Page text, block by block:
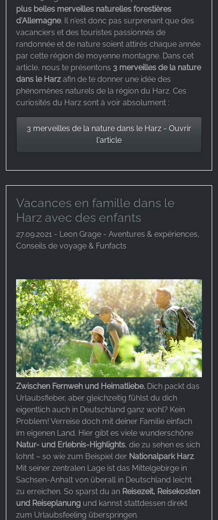
plus belles merveilles naturelles forestières
d'Allemagne. Il n'est donc pas surprenant que des
vacanciers et des touristes passionnés de
randonnée et de nature soient attirés chaque année
par cette région de moyenne montagne. Dans cet
article, nous te présentons 3 merveilles de la nature
dans le Harz afin de te donner une idée des
phénomènes naturels de la région du Harz. Ces
curiosités du Harz sont à voir absolument :
3 merveilles de la nature dans le Harz - Ouvrir
l'article
Vacances en famille dans le
Harz avec des enfants
27.09.2021 - Leon Grage - Aventures & expériences,
Conseils de voyage & Funfacts
Zwischen Fernweh und Heimatliebe. Dich packt das
Urlaubsfieber, aber gleichzeitig fühlst du dich
eigentlich auch in Deutschland ganz wohl? Kein
Problem! Verreise doch mit deiner Familie einfach
im eigenen Land. Hier gibt es viele wunderschöne
Natur- und Erlebnis-Highlights, die zu sehen es sich
lohnt – so wie zum Beispiel der Nationalpark Harz.
Mit seiner zentralen Lage ist das Mittelgebirge in
Sachsen-Anhalt von überall in Deutschland leicht
zu erreichen. So sparst du an Reisezeit, Reisekosten
und Reiseplanung und kannst stattdessen direkt
zum Urlaubsfeeling überspringen.